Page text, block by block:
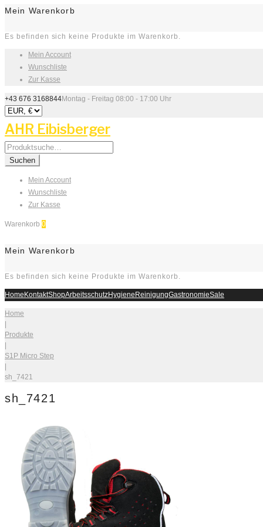
Mein Warenkorb
Es befinden sich keine Produkte im Warenkorb.
Mein Account
Wunschliste
Zur Kasse
+43 676 3168844Montag - Freitag 08:00 - 17:00 Uhr
AHR Eibisberger
Search
for:
Suchen
Mein Account
Wunschliste
Zur Kasse
Warenkorb 0
Mein Warenkorb
Es befinden sich keine Produkte im Warenkorb.
HomeKontaktShopArbeitsschutzHygieneReinigungGastronomieSale
Home
|
Produkte
|
S1P Micro Step
|
sh_7421
sh_7421